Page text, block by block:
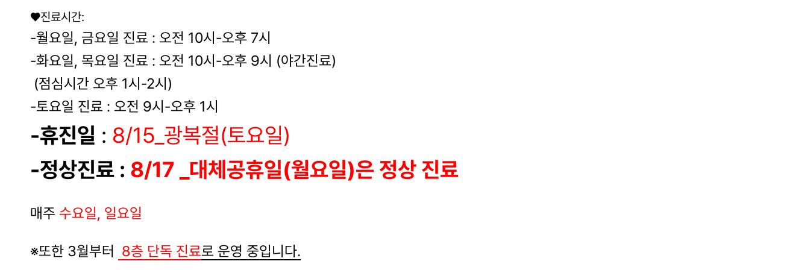
♥진료시간:
-월요일, 금요일 진료 : 오전 10시-오후 7시
-화요일, 목요일 진료 : 오전 10시-오후 9시 (야간진료)
(점심시간 오후 1시-2시)
-토요일 진료 : 오전 9시-오후 1시
-휴진일 : 8/15_광복절(토요일)
-정상진료 : 8/17 _대체공휴일(월요일)은 정상 진료
매주 수요일, 일요일
※또한 3월부터 8층 단독 진료로 운영 중입니다.